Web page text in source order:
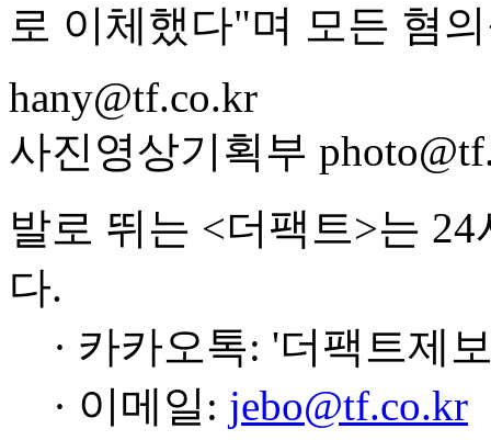
로 이체했다"며 모든 혐
hany@tf.co.kr
사진영상기획부
발로 뛰는 <더팩트>는
다.
· 카카오톡: '더팩트제
· 이메일: jebo@tf.co.kr